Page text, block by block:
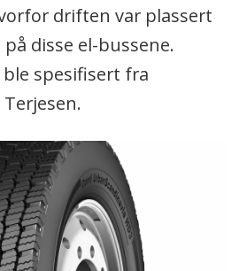
driften var plassert
disse el-bussene.
ble spesifisert fra